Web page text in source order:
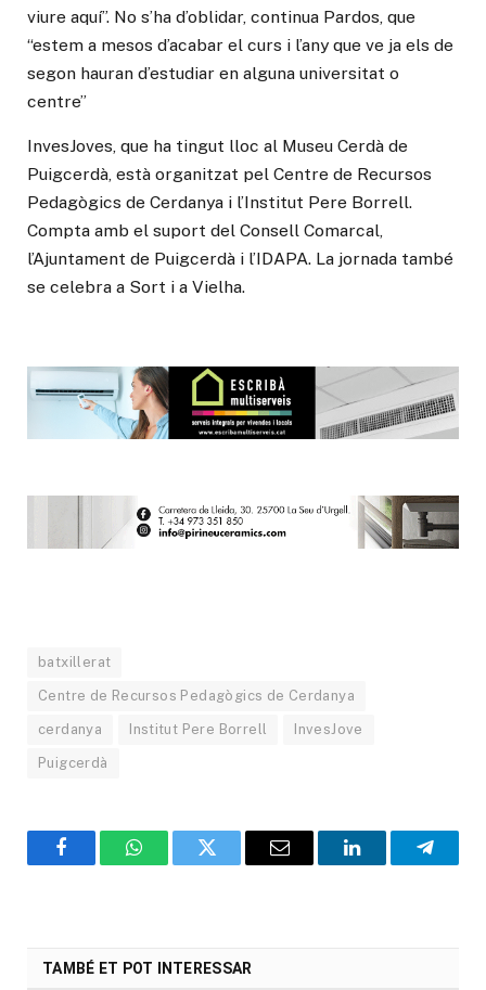
viure aquí”. No s’ha d’oblidar, continua Pardos, que
“estem a mesos d’acabar el curs i l’any que ve ja els de
segon hauran d’estudiar en alguna universitat o
centre”
InvesJoves, que ha tingut lloc al Museu Cerdà de
Puigcerdà, està organitzat pel Centre de Recursos
Pedagògics de Cerdanya i l’Institut Pere Borrell.
Compta amb el suport del Consell Comarcal,
l’Ajuntament de Puigcerdà i l’IDAPA. La jornada també
se celebra a Sort i a Vielha.
batxillerat
Centre de Recursos Pedagògics de Cerdanya
cerdanya Institut Pere Borrell InvesJove
Puigcerdà
FacebookWhatsAppTwitter Email LinkedIn
TAMBÉ ET POT INTERESSAR